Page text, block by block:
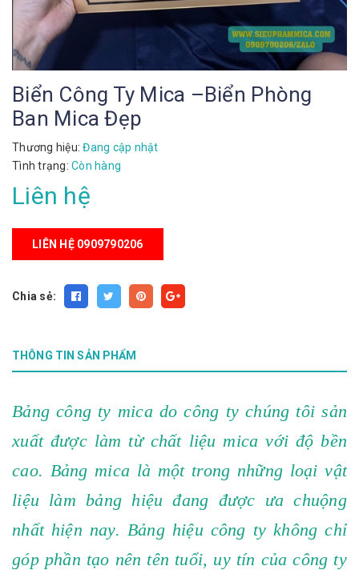
Biển Công Ty Mica –Biển Phòng
Ban Mica Đẹp
Thương hiệu: Đang cập nhật
Tình trạng: Còn hàng
Liên hệ
LIÊN HỆ 0909790206
Chia sẻ:
THÔNG TIN SẢN PHẨM
Bảng công ty mica do công ty chúng tôi sản
xuất được làm từ chất liệu mica với độ bền
cao. Bảng mica là một trong những loại vật
liệu làm bảng hiệu đang được ưa chuộng
nhất hiện nay. Bảng hiệu công ty không chỉ
góp phần tạo nên tên tuổi, uy tín của công ty